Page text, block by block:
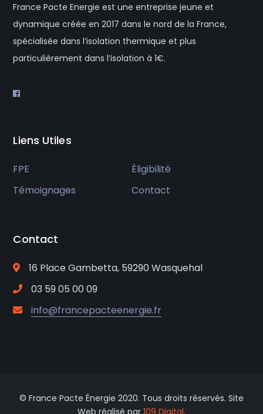
France Pacte Energie est une entreprise jeune et
dynamique créée en 2017 dans le nord de la France,
spécialisée dans l’isolation thermique et plus
particulièrement dans l’isolation à 1€.
Liens Utiles
FPE
Éligibilité
Témoignages
Contact
Contact
16 Place Gambetta, 59290 Wasquehal
03 59 05 00 09
info@francepacteenergie.fr
© France Pacte Énergie 2020. Tous droits réservés. Site
Web réalisé par 109 Digital.